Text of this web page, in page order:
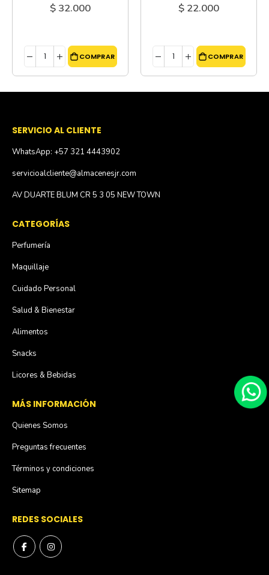
$ 32.000
COMPRAR
$ 22.000
COMPRAR
SERVICIO AL CLIENTE
WhatsApp: +57 321 4443902
servicioalcliente@almacenesjr.com
AV DUARTE BLUM CR 5 3 05 NEW TOWN
CATEGORÍAS
Perfumería
Maquillaje
Cuidado Personal
Salud & Bienestar
Alimentos
Snacks
Licores & Bebidas
MÁS INFORMACIÓN
Quienes Somos
Preguntas frecuentes
Términos y condiciones
Sitemap
REDES SOCIALES